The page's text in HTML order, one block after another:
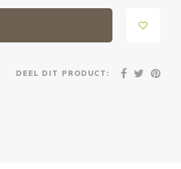
DEEL DIT PRODUCT: